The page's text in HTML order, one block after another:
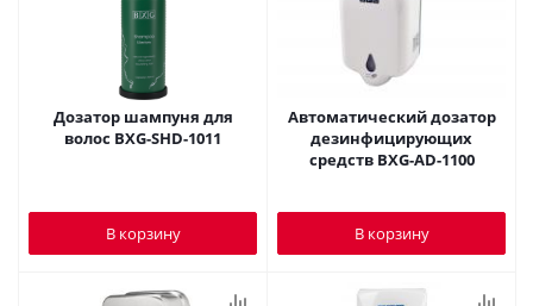
Дозатор шампуня для
волос BXG-SHD-1011
В корзину
Автоматический дозатор
дезинфицирующих
средств BXG-AD-1100
В корзину